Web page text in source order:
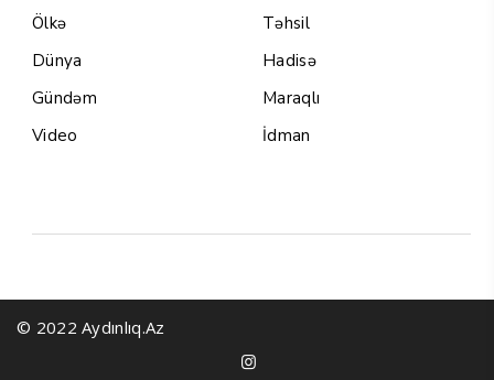
Ölkə
Dünya
Gündəm
Video
Təhsil
Hadisə
Maraqlı
İdman
© 2022 Aydınlıq.Az